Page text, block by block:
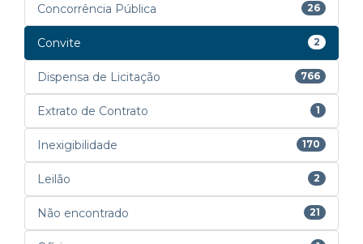
Concorrência Pública 26
Convite 2
Dispensa de Licitação 766
Extrato de Contrato 1
Inexigibilidade 170
Leilão 2
Não encontrado 21